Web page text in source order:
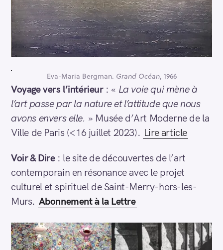
Eva-Maria Bergman. Grand Océan, 1966
Voyage vers l’intérieur: « La voie qui mène à
l’art passe par la nature et l’attitude que nous
avons envers elle. » Musée d’Art Moderne de la
Ville de Paris (<16 juillet 2023). Lire article
Voir & Dire: le site de découvertes de l’art
contemporain en résonance avec le projet
culturel et spirituel de Saint-Merry-hors-les-
Murs. Abonnement à la Lettre